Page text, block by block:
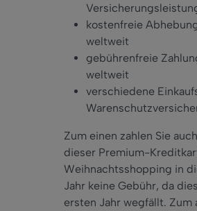
kostenfreie
weltweit
gebührenfreie
weltweit
verschiedene
Zum einen zahlen Sie
dieser Premium-
Weihnachtsshopping in
Jahr keine Gebühr, da
ersten Jahr wegfällt. Zum